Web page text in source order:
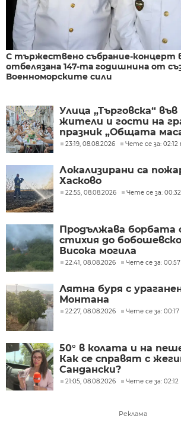
С тържествено събрание-концерт
отбелязана 147-та годишнина от
Военноморските сили
Улица „Търговска“
жители и гости на
празник „Общата
23:19, 08.08.2026 Чете се за: 02:12
Локализирани са
Хасково
22:55, 08.08.2026 Чете се за:
Продължава борбата
стихия до
Висока могила
22:41, 08.08.2026 Чете се за:
Лятна буря с
Монтана
22:27, 08.08.2026 Чете се за:
50° в колата и на
Как се справят с
Сандански?
21:05, 08.08.2026 Чете се за:
Реклама